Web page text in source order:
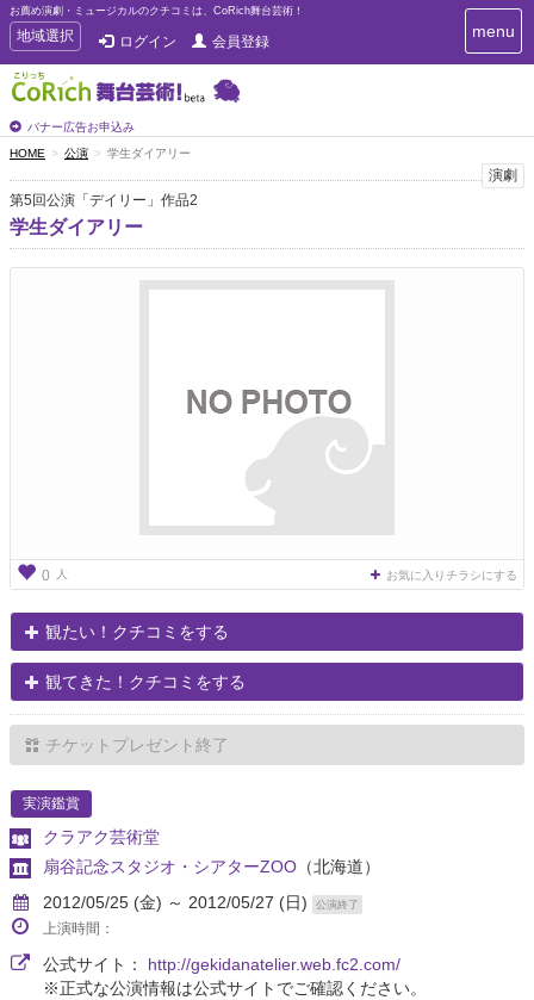
お薦め演劇・ミュージカルのクチコミは、CoRich舞台芸術！
T
o
g
g
e
n
a
v
i
g
地域選択 ログイン 会員登録
バナー広告お申込み
T
o
i
g
menu
HOME 公演 学生ダイアリー
演劇
第5回公演「デイリー」作品2
学生ダイアリー
0 人 お気に入りチラシにする
観たい！クチコミをする
観てきた！クチコミをする
チケットプレゼント終了
実演鑑賞
クラアク芸術堂
扇谷記念スタジオ・シアターZOO （北海道）
2012/05/25 (金) ～ 2012/05/27 (日)
公演終了
上演時間：
公式サイト： http://gekidanatelier.web.fc2.com/
※正式な公演情報は公式サイトでご確認ください。